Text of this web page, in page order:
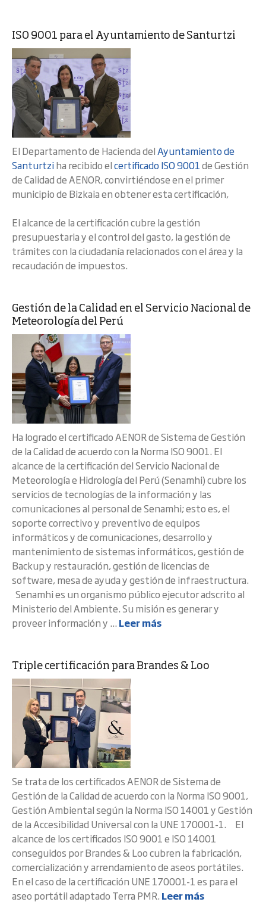
ISO 9001 para el Ayuntamiento de Santurtzi
El Departamento de Hacienda delAyuntamiento de
Santurtziha recibido elcertificado ISO 9001de Gestión
de Calidad de AENOR, convirtiéndose en el primer
municipio de Bizkaia en obtener esta certificación,
El alcance de la certificación cubre la gestión
presupuestaria y el control del gasto, la gestión de
trámites con la ciudadanía relacionados con el área y la
recaudación de impuestos.
Gestión de la Calidad en el Servicio Nacional de
Meteorología del Perú
Ha logrado el certificado AENOR de Sistema de Gestión
de la Calidad de acuerdo con la Norma ISO 9001. El
alcance de la certificación del Servicio Nacional de
Meteorología e Hidrología del Perú (Senamhi) cubre los
servicios de tecnologías de la información y las
comunicaciones al personal de Senamhi; esto es, el
soporte correctivo y preventivo de equipos
informáticos y de comunicaciones, desarrollo y
mantenimiento de sistemas informáticos, gestión de
Backup y restauración, gestión de licencias de
software, mesa de ayuda y gestión de infraestructura.
Senamhi es un organismo público ejecutor adscrito al
Ministerio del Ambiente. Su misión es generar y
proveer información y ... Leer más
Triple certificación para Brandes & Loo
Se trata de los certificados AENOR de Sistema de
Gestión de la Calidad de acuerdo con la Norma ISO 9001,
Gestión Ambiental según la Norma ISO 14001 y Gestión
de la Accesibilidad Universal con la UNE 170001-1. El
alcance de los certificados ISO 9001 e ISO 14001
conseguidos por Brandes & Loo cubren la fabricación,
comercialización y arrendamiento de aseos portátiles.
En el caso de la certificación UNE 170001-1 es para el
aseo portátil adaptado Terra PMR. Leer más